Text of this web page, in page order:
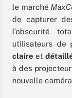
le marché
de capturer
l’obscurité
utilisateurs de
claire et
à des
nouvelle